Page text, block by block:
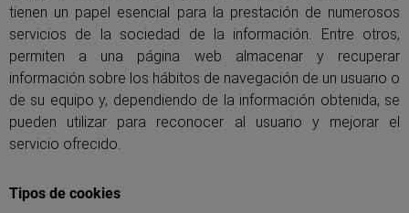
tienen un papel esencial para la prestación de numerosos
servicios de la sociedad de la información. Entre otros,
permiten a una página web almacenar y recuperar
información sobre los hábitos de navegación de un usuario o
de su equipo y, dependiendo de la información obtenida, se
pueden utilizar para reconocer al usuario y mejorar el
servicio ofrecido.
Tipos de cookies